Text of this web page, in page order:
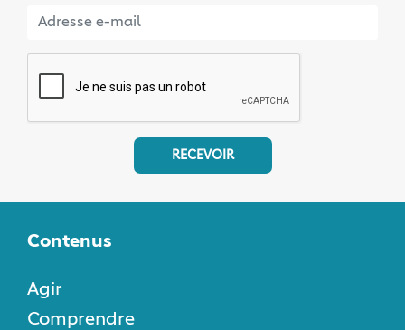
RECEVOIR
Contenus
Agir
Comprendre